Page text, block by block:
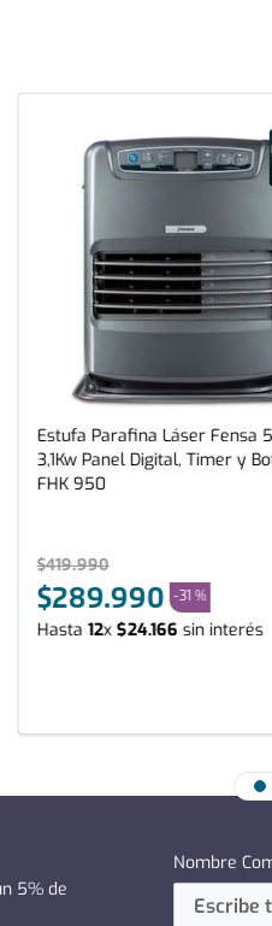
Estufa Parafina Láser Fensa
3,1Kw Panel Digital, Timer y
FHK 950
$419.990
$289.990 -31 %
Hasta 12x $24.166 sin interés
5% de
Nombre